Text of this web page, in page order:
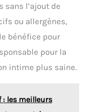
sans l’ajout de
ou allergènes,
bénéfice pour
pour la
intime plus saine.
les meilleurs